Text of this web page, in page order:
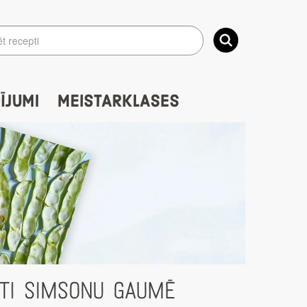
MEISTARKLASES
SIMSONU GAUMĒ